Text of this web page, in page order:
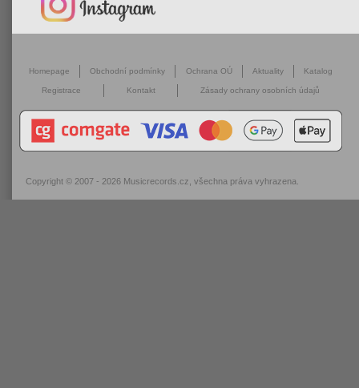
Homepage Obchodní podmínky Ochrana OÚ Aktuality Katalog
Registrace Kontakt Zásady ochrany osobních údajů
Copyright © 2007 - 2026 Musicrecords.cz , všechna práva vyhrazena.